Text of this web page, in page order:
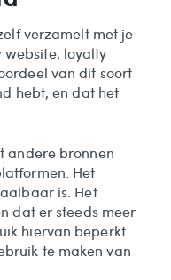
verzamelt met je
website, loyalty
van dit soort
hebt, en dat het
andere bronnen
Het
is. Het
dat er steeds meer
hiervan beperkt.
te maken van